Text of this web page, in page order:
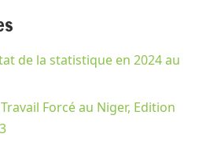
de la statistique en 2024 au
Forcé au Niger, Edition